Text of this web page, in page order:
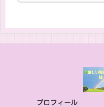
プロフィール